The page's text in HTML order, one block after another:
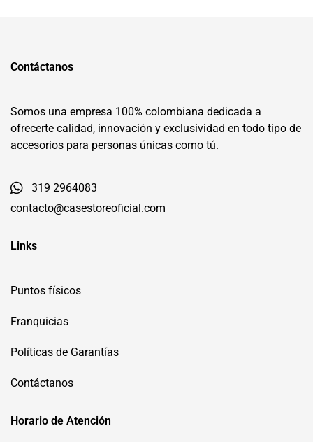
Contáctanos
Somos una empresa 100% colombiana dedicada a
ofrecerte calidad, innovación y exclusividad en todo tipo de
accesorios para personas únicas como tú.
319 2964083
contacto@casestoreoficial.com
Links
Puntos físicos
Franquicias
Políticas de Garantías
Contáctanos
Horario de Atención